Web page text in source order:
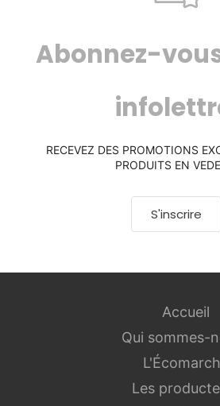
Abonnez-
RECEVEZ DES PROMOTIONS
PRODUITS EN
S'inscrire
Accueil
Qui sommes-
Les